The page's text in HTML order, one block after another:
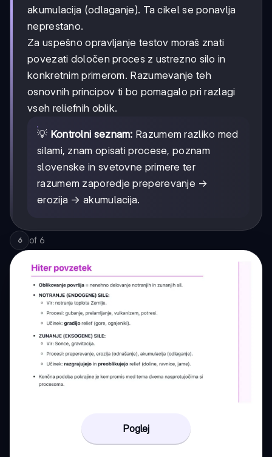
akumulacija (odlaganje). Ta cikel se ponavlja
neprestano.
Za uspešno opravljanje testov moraš znati
povezati določen proces z ustrezno silo in
konkretnim primerom. Razumevanje teh
osnovnih principov ti bo pomagalo pri razlagi
vseh reliefnih oblik.
💡 Kontrolni seznam: Razumem razliko med
silami, znam opisati procese, poznam
slovenske in svetovne primere ter
razumem zaporedje preperevanje →
erozija → akumulacija.
6 of 6
Poglej